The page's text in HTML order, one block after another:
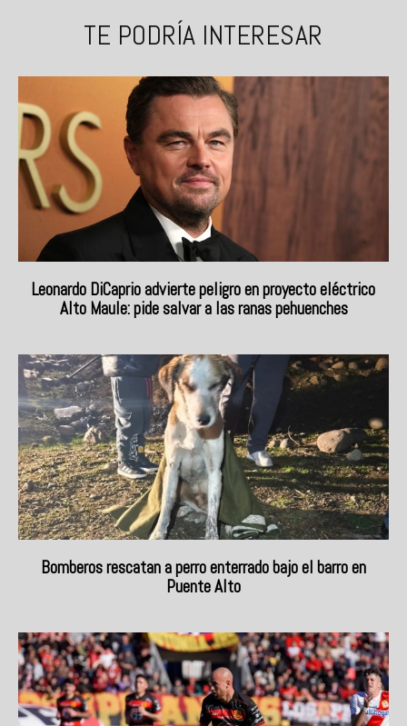
TE PODRÍA INTERESAR
Leonardo DiCaprio advierte peligro en proyecto eléctrico
Alto Maule: pide salvar a las ranas pehuenches
Bomberos rescatan a perro enterrado bajo el barro en
Puente Alto